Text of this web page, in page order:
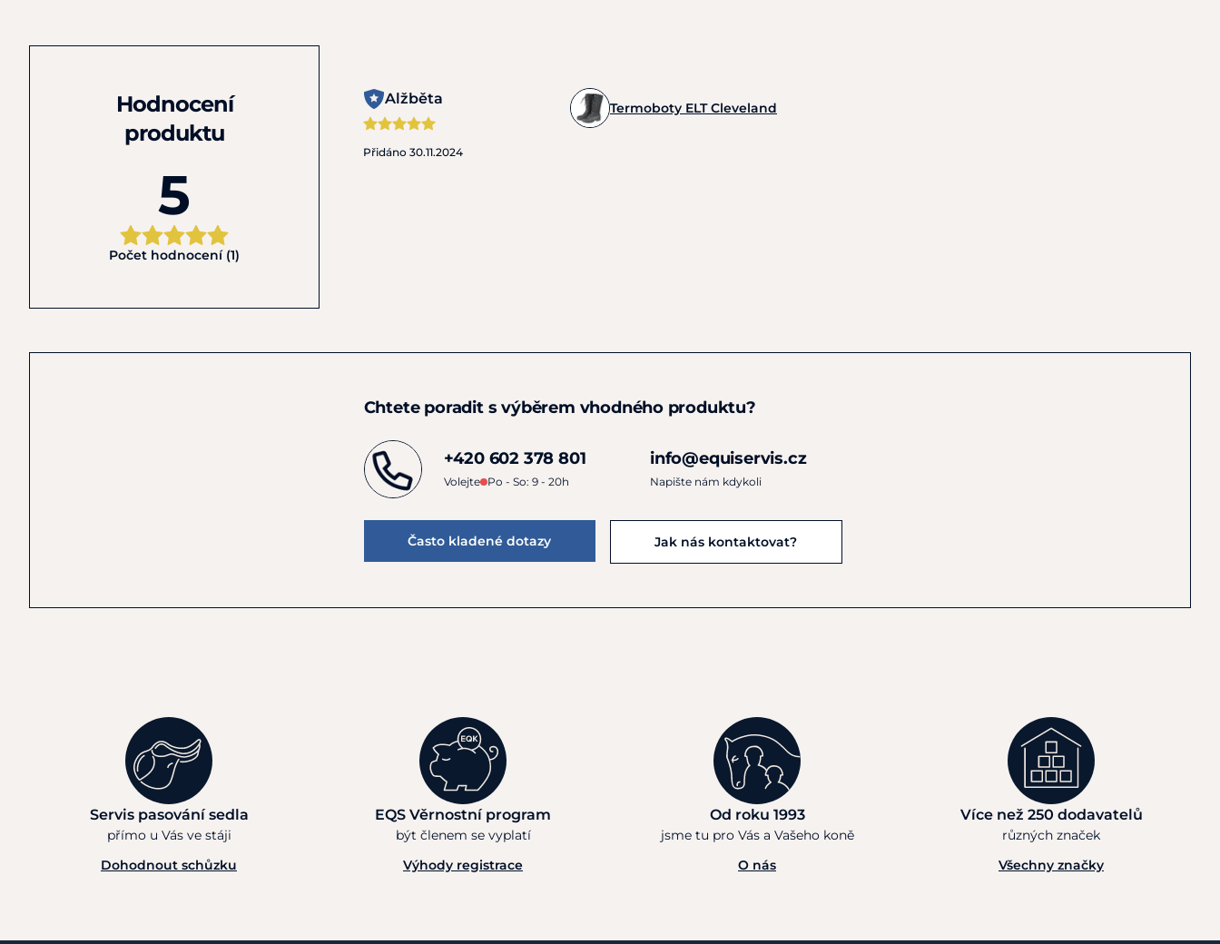
Hodnocení
produktu
5
Počet hodnocení (1)
Alžběta
Přidáno 30.11.2024
Termoboty ELT Cleveland
Chtete poradit s výběrem vhodného produktu?
+420 602 378 801
Volejte Po - So: 9 - 20h
info@equiservis.cz
Napište nám kdykoli
Často kladené dotazy Jak nás kontaktovat?
Servis pasování sedla
přímo u Vás ve stáji
Dohodnout schůzku
EQS Věrnostní program
být členem se vyplatí
Výhody registrace
Od roku 1993
jsme tu pro Vás a Vašeho koně
O nás
Více než 250 dodavatelů
různých značek
Všechny značky